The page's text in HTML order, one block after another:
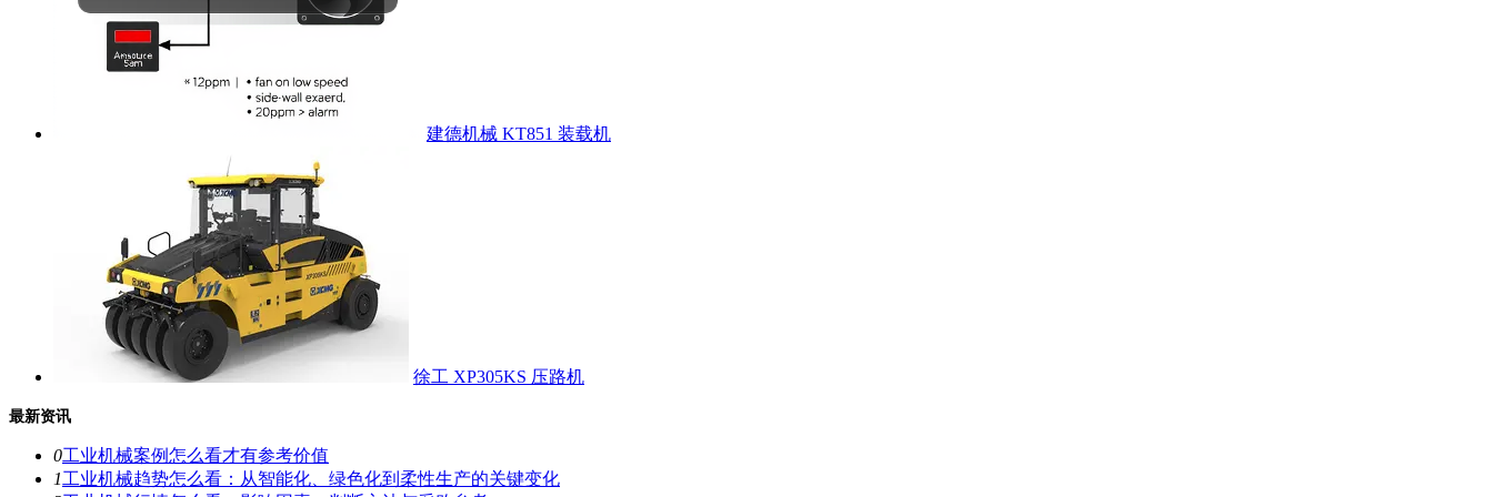
建德机械 KT851 装载机
徐工 XP305KS 压路机
最新资讯
0工业机械案例怎么看才有参考价值
1工业机械趋势怎么看：从智能化、绿色化到柔性生产的关键变化